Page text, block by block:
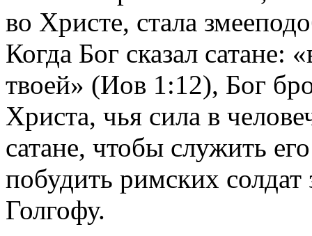
во Христе, стала
Когда Бог сказал сатане:
твоей» (Иов 1:12), Бог
Христа, чья сила в
сатане, чтобы служить
побудить римских солдат
Голгофу.